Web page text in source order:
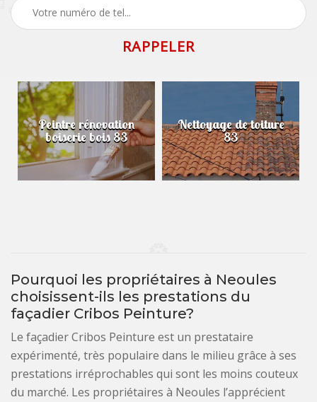
Peintre rénovation
boiserie bois 83
Nettoyage de toiture
83
Pourquoi les propriétaires à Neoules
choisissent-ils les prestations du
façadier Cribos Peinture?
Le façadier Cribos Peinture est un prestataire
expérimenté, très populaire dans le milieu grâce à ses
prestations irréprochables qui sont les moins couteux
du marché. Les propriétaires à Neoules l’apprécient